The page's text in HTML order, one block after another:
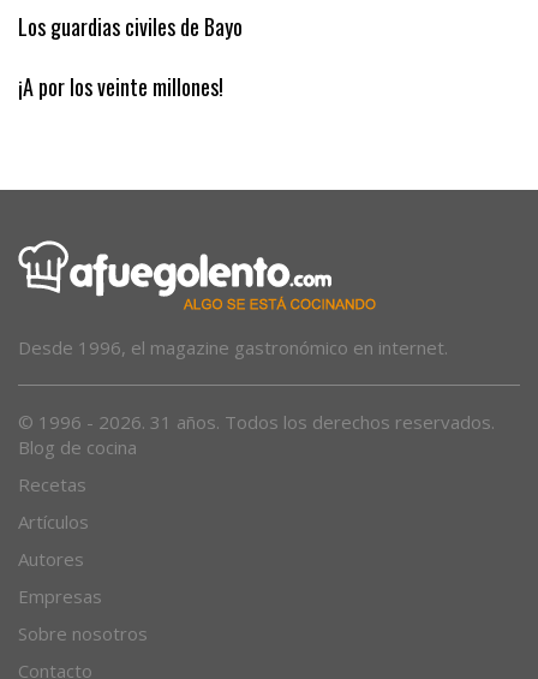
Los guardias civiles de Bayo
¡A por los veinte millones!
Desde 1996, el magazine gastronómico en internet.
© 1996 - 2026. 31 años. Todos los derechos reservados.
Blog de cocina
Recetas
Artículos
Autores
Empresas
Sobre nosotros
Contacto